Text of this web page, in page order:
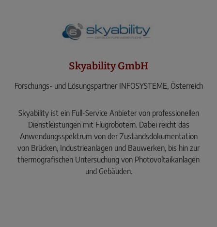
Skyability GmbH
Forschungs- und Lösungspartner INFOSYSTEME, Österreich
Skyability ist ein Full-Service Anbieter von professionellen
Dienstleistungen mit Flugrobotern. Dabei reicht das
Anwendungsspektrum von der Zustandsdokumentation
von Brücken, Industrieanlagen und Bauwerken, bis hin zur
thermografischen Untersuchung von Photovoltaikanlagen
und Gebäuden.